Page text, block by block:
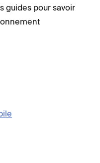
guides pour savoir